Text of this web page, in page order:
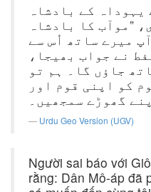
کے بادشاہ
”موآب کا بادشاہ
میرے ساتھ اُس سے
نے جواب بھیجا،
جاؤں گا۔ ہم تو
کو اپنی قوم اور
گھوڑے سمجھیں۔
Urdu Geo Version (UGV)
Người sai báo với
rằng: Dân Mô-áp đã